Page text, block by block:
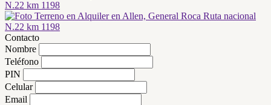
Contacto
Nombre
Teléfono
PIN
Celular
Email